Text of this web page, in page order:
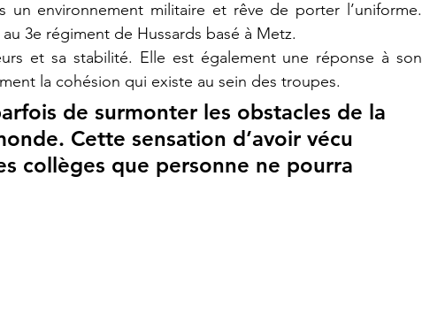
environnement militaire et rêve de porter l’uniforme.
au 3e régiment de Hussards basé à Metz.
et sa stabilité. Elle est également une réponse à son
la cohésion qui existe au sein des troupes.
de surmonter les obstacles de la
Cette sensation d’avoir vécu
collèges que personne ne pourra